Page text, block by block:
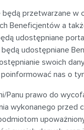
przetwarzane w
Beneficjentów a
udostępniane
udostępniane
swoich
nas o
Panu prawo do
wykonanego przed